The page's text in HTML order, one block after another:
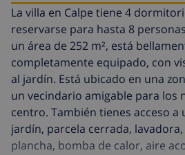
La villa en Calpe tiene 4
reservarse para hasta 8
un área de 252 m², está
completamente equipado, con
al jardín. Está ubicado en una
un vecindario amigable para los
centro. También tienes acceso a
jardín, parcela cerrada,
plancha, bomba de calor, aire